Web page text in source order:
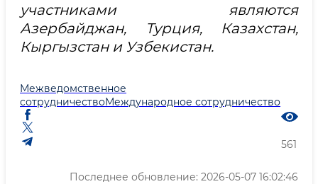
участниками являются
Азербайджан, Турция, Казахстан,
Кыргызстан и Узбекистан.
Межведомственное
сотрудничествоМеждународное сотрудничество
561
Последнее обновление: 2026-05-07 16:02:46